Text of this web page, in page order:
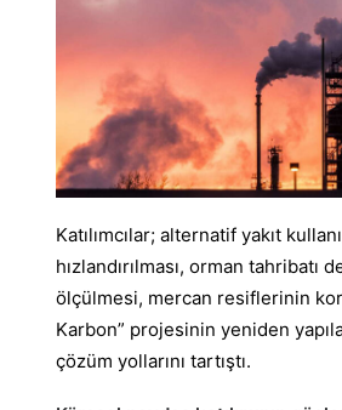
Katılımcılar; alternatif yakıt
hızlandırılması, orman tahribatı
ölçülmesi, mercan resiflerinin
Karbon” projesinin yeniden
çözüm yollarını tartıştı.